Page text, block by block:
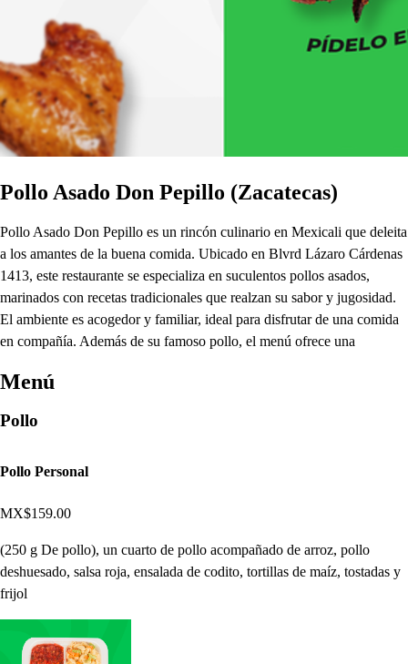
Pollo Asado Don Pepillo (Zacatecas)
Pollo Asado Don Pepillo es un rincón culinario en Mexicali que deleita
a los amantes de la buena comida. Ubicado en Blvrd Lázaro Cárdenas
1413, este restaurante se especializa en suculentos pollos asados,
marinados con recetas tradicionales que realzan su sabor y jugosidad.
El ambiente es acogedor y familiar, ideal para disfrutar de una comida
en compañía. Además de su famoso pollo, el menú ofrece una
Menú
Pollo
Pollo Personal
MX$159.00
(250 g De pollo), un cuarto de pollo acompañado de arroz, pollo
deshuesado, salsa roja, ensalada de codito, tortillas de maíz, tostadas y
frijol